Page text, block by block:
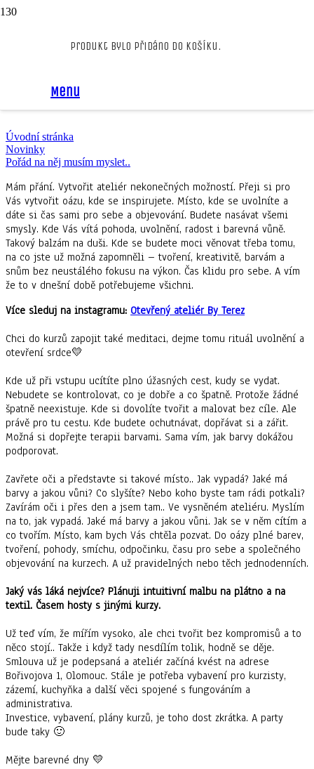
Produkt bylo přidáno do košíku.
Menu
Pořád na něj musím
myslet..
Úvodní stránka
Novinky
Pořád na něj musím myslet..
Mám přání. Vytvořit ateliér nekonečných možností. Přeji si pro
Vás vytvořit oázu, kde se inspirujete. Místo, kde se uvolníte a
dáte si čas sami pro sebe a objevování. Budete nasávat všemi
smysly. Kde Vás vítá pohoda, uvolnění, radost i barevná vůně.
Takový balzám na duši. Kde se budete moci věnovat třeba tomu,
na co jste už možná zapomněli – tvoření, kreativitě, barvám a
snům bez neustálého fokusu na výkon. Čas klidu pro sebe. A vím
že to v dnešní době potřebujeme všichni.
Více sleduj na instagramu: Otevřený ateliér By Terez
Chci do kurzů zapojit také meditaci, dejme tomu rituál uvolnění a
otevření srdce💛
Kde už při vstupu ucítíte plno úžasných cest, kudy se vydat.
Nebudete se kontrolovat, co je dobře a co špatně. Protože žádné
špatně neexistuje. Kde si dovolíte tvořit a malovat bez cíle. Ale
právě pro tu cestu. Kde budete ochutnávat, dopřávat si a zářit.
Možná si dopřejte terapii barvami. Sama vím, jak barvy dokážou
podporovat.
Zavřete oči a představte si takové místo.. Jak vypadá? Jaké má
barvy a jakou vůni? Co slyšíte? Nebo koho byste tam rádi potkali?
Zavírám oči i přes den a jsem tam.. Ve vysněném ateliéru. Myslím
na to, jak vypadá. Jaké má barvy a jakou vůni. Jak se v něm cítím a
co tvořím. Místo, kam bych Vás chtěla pozvat. Do oázy plné barev,
tvoření, pohody, smíchu, odpočinku, času pro sebe a společného
objevování na kurzech. A už pravidelných nebo těch jednodenních.
Jaký vás láká nejvíce? Plánuji intuitivní malbu na plátno a na
textil. Časem hosty s jinými kurzy.
Už teď vím, že mířím vysoko, ale chci tvořit bez kompromisů a to
něco stojí.. Takže i když tady nesdílím tolik, hodně se děje.
Smlouva už je podepsaná a ateliér začíná kvést na adrese
Bořivojova 1, Olomouc. Stále je potřeba vybavení pro kurzisty,
zázemí, kuchyňka a další věci spojené s fungováním a
administrativa.
Investice, vybavení, plány kurzů, je toho dost zkrátka. A party
bude taky 🙂
Mějte barevné dny 💛